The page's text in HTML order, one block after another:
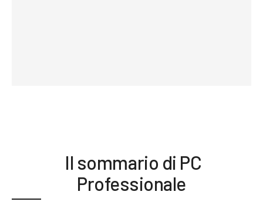
Il sommario di PC
Professionale